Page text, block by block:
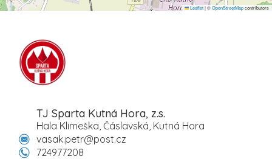
Leaflet|©OpenStreetMapcontributors
TJ Sparta Kutná Hora, z.s.
Hala Klimeška, Čáslavská, Kutná Hora
vasak.petr@post.cz
724977208